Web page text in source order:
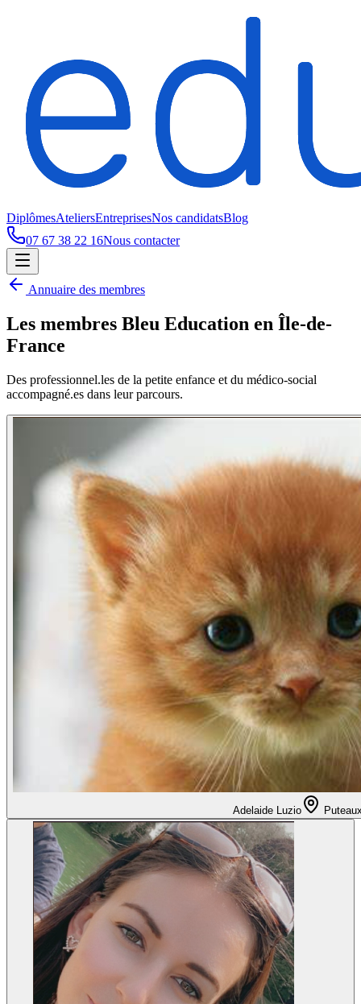
DiplômesAteliersEntreprisesNos candidatsBlog
07 67 38 22 16Nous contacter
Annuaire des membres
Les membres Bleu Education en Île-de-
France
Des professionnel.les de la petite enfance et du médico-social
accompagné.es dans leur parcours.
Adelaide Luzio